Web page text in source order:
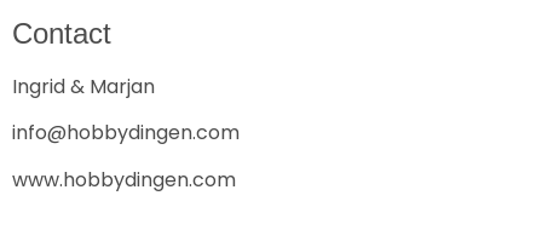
Contact
Ingrid & Marjan
info@hobbydingen.com
www.hobbydingen.com